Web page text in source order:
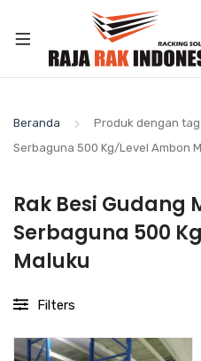
Beranda
Produk dengan tag
Serbaguna 500 Kg/Level Ambon
Rak Besi Gudang
Serbaguna 500
Maluku
Filters